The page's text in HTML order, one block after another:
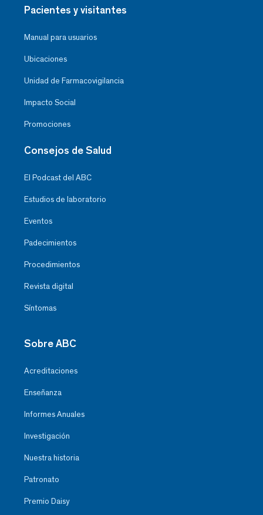
Pacientes y visitantes
Manual para usuarios
Ubicaciones
Unidad de Farmacovigilancia
Impacto Social
Promociones
Consejos de Salud
El Podcast del ABC
Estudios de laboratorio
Eventos
Padecimientos
Procedimientos
Revista digital
Síntomas
Sobre ABC
Acreditaciones
Enseñanza
Informes Anuales
Investigación
Nuestra historia
Patronato
Premio Daisy